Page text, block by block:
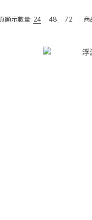
顯示數量: 24 48 72 商